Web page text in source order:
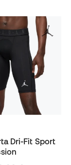
Dri-Fit Sport